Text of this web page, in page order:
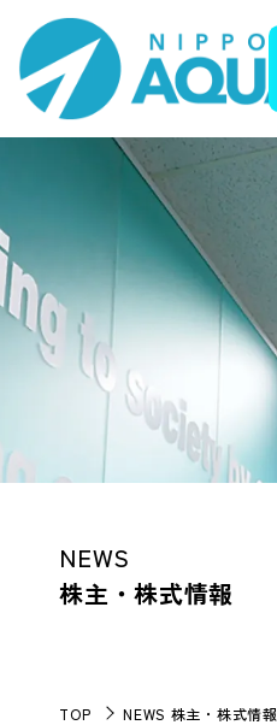
NEWS
株主・株式情報
TOP NEWS 株主・株式情報